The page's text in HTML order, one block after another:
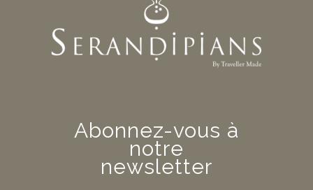
Abonnez-vous à
notre
newsletter